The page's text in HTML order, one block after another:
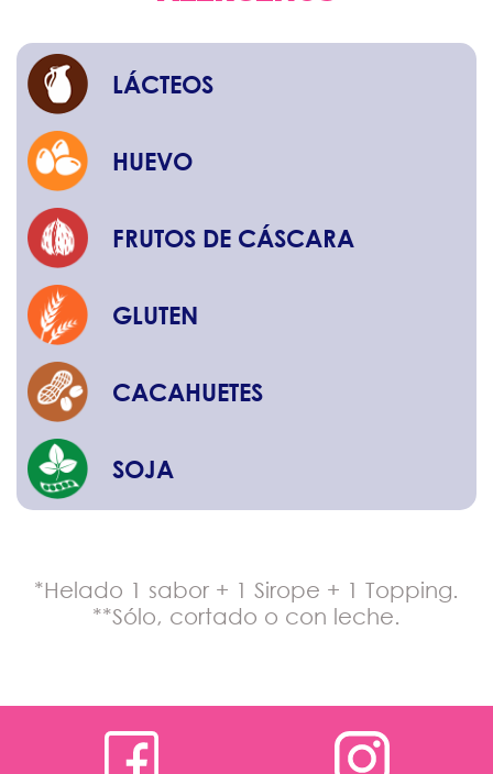
LÁCTEOS
HUEVO
FRUTOS DE CÁSCARA
GLUTEN
CACAHUETES
SOJA
*Helado 1 sabor + 1 Sirope + 1 Topping.
**Sólo, cortado o con leche.